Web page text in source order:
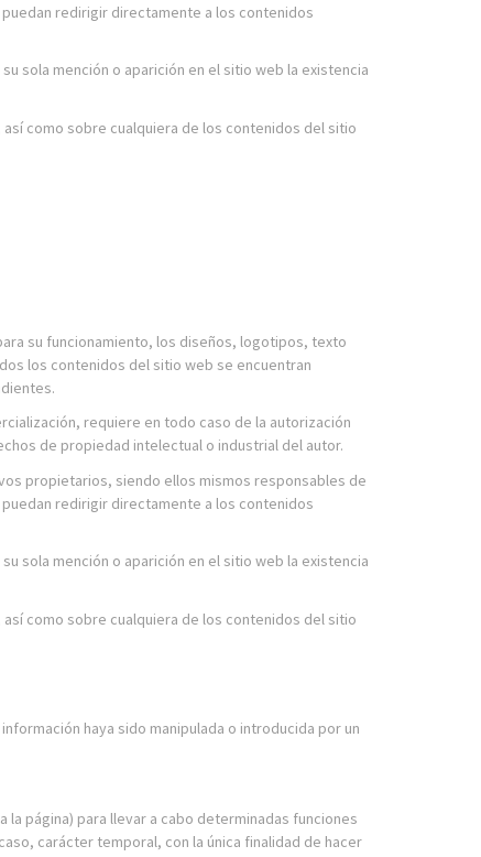
redirigir directamente a los contenidos
sola mención o aparición en el sitio web la existencia
como sobre cualquiera de los contenidos del sitio
su funcionamiento, los diseños, logotipos, texto
los contenidos del sitio web se encuentran
requiere en todo caso de la autorización
de propiedad intelectual o industrial del autor.
propietarios, siendo ellos mismos responsables de
redirigir directamente a los contenidos
sola mención o aparición en el sitio web la existencia
como sobre cualquiera de los contenidos del sitio
haya sido manipulada o introducida por un
página) para llevar a cabo determinadas funciones
carácter temporal, con la única finalidad de hacer